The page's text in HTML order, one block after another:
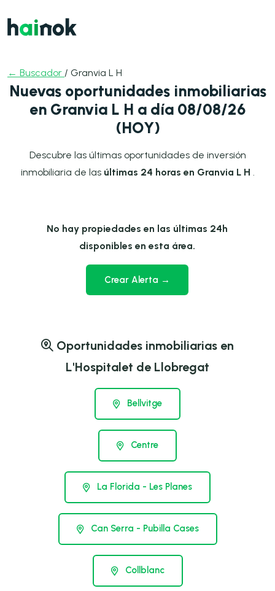
← Buscador / Granvia L H
Nuevas oportunidades inmobiliarias
en Granvia L H a día 08/08/26
(HOY)
Descubre las últimas oportunidades de inversión
inmobiliaria de las últimas 24 horas en Granvia L H
No hay propiedades en las últimas 24h
disponibles en esta área.
Crear Alerta →
Oportunidades inmobiliarias en
L'Hospitalet de Llobregat
Bellvitge
Centre
La Florida - Les Planes
Can Serra - Pubilla Cases
Collblanc